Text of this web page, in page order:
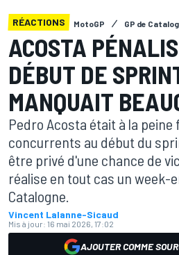
RÉACTIONS MotoGP GP de
ACOSTA
DÉBUT DE
MANQUAIT
Pedro Acosta était à la peine
concurrents au début du
être privé d'une chance de
réalise en tout cas un week-
Catalogne.
Vincent Lalanne-Sicaud
Mis à jour: 16 mai 2026, 17:02
AJOUTER COMME